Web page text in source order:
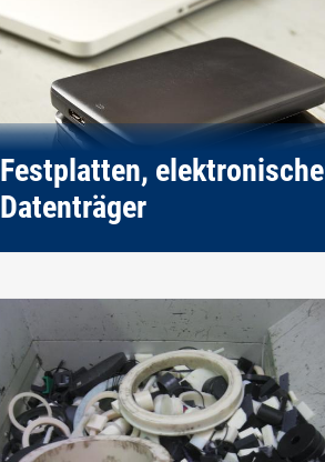
Festplatten, elektronische
Datenträger